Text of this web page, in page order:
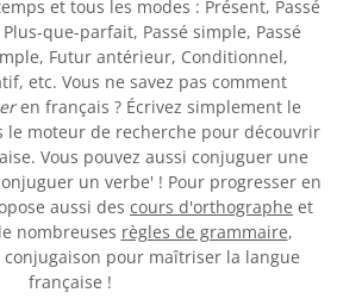
et tous les modes : Présent, Passé
que-parfait, Passé simple, Passé
Futur antérieur, Conditionnel,
etc. Vous ne savez pas comment
en français ? Écrivez simplement le
le moteur de recherche pour découvrir
Vous pouvez aussi conjuguer une
un verbe' ! Pour progresser en
aussi des cours d'orthographe et
nombreuses règles de grammaire,
pour maîtriser la langue
française !